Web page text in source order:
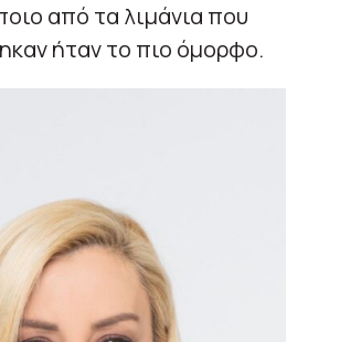
από τα λιμάνια που
ήταν το πιο όμορφο.